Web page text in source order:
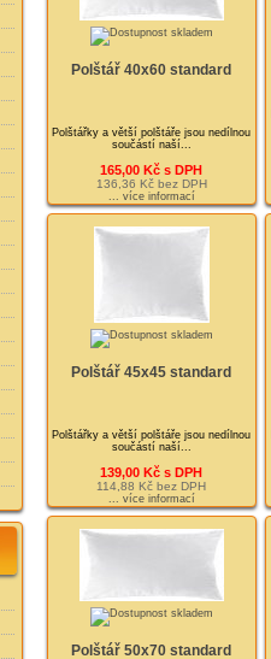
Polštář 40x60 standard
Polštářky a větší polštáře jsou nedílnou
součástí naší...
165,00 Kč s DPH
136,36 Kč bez DPH
... více informací
Polštář 45x45 standard
Polštářky a větší polštáře jsou nedílnou
součástí naší...
139,00 Kč s DPH
114,88 Kč bez DPH
... více informací
Polštář 50x70 standard